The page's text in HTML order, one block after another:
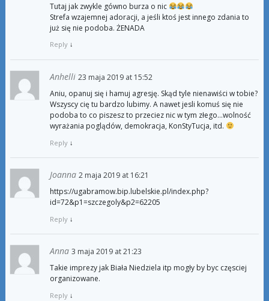
Tutaj jak zwykle gówno burza o nic
Strefa wzajemnej adoracji, a jeśli ktoś jest innego zdania to
już się nie podoba. ŻENADA
Reply ↓
Anhelli 23 maja 2019 at 15:52
Aniu, opanuj się i hamuj agresję. Skąd tyle nienawiści w tobie?
Wszyscy cię tu bardzo lubimy. A nawet jesli komuś się nie
podoba to co piszesz to przeciez nic w tym złego…wolność
wyrażania poglądów, demokracja, KonStyTucja, itd.
Reply ↓
Joanna 2 maja 2019 at 16:21
https://ugabramow.bip.lubelskie.pl/index.php?
id=72&p1=szczegoly&p2=62205
Reply ↓
Anna 3 maja 2019 at 21:23
Takie imprezy jak Biała Niedziela itp mogły by byc częsciej
organizowane.
Reply ↓